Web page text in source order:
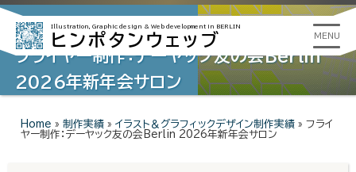
Illustration, Graphic design & Web development in BERLIN
ヒンポタンウェッブ MENU
フライヤー制作：デーヤック友の会Berlin
2026年新年会サロン
Home » 制作実績 » イラスト＆グラフィックデザイン制作実績 » フライ
ヤー制作：デーヤック友の会Berlin 2026年新年会サロン